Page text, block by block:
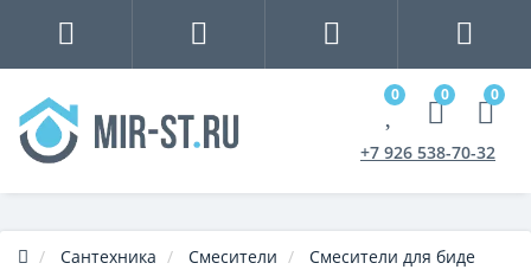
0 0 0
+7 926 538-70-32
Сантехника Смесители Смесители для биде